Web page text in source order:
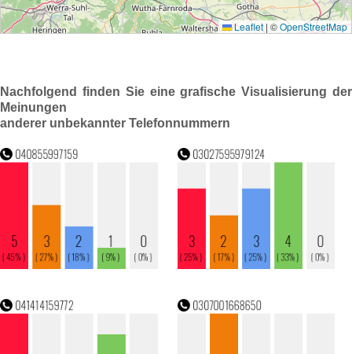
Nachfolgend finden Sie eine grafische Visualisierung der
Meinungen
anderer unbekannter Telefonnummern